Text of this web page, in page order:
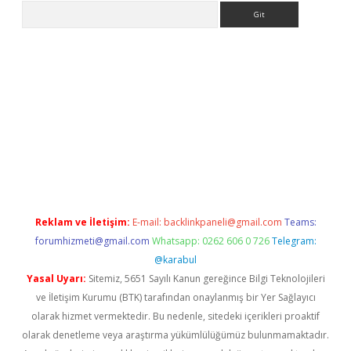
Reklam ve İletişim: E-mail: backlinkpaneli@gmail.com Teams:
forumhizmeti@gmail.com Whatsapp: 0262 606 0 726 Telegram:
@karabul
Yasal Uyarı: Sitemiz, 5651 Sayılı Kanun gereğince Bilgi Teknolojileri
ve İletişim Kurumu (BTK) tarafından onaylanmış bir Yer Sağlayıcı
olarak hizmet vermektedir. Bu nedenle, sitedeki içerikleri proaktif
olarak denetleme veya araştırma yükümlülüğümüz bulunmamaktadır.